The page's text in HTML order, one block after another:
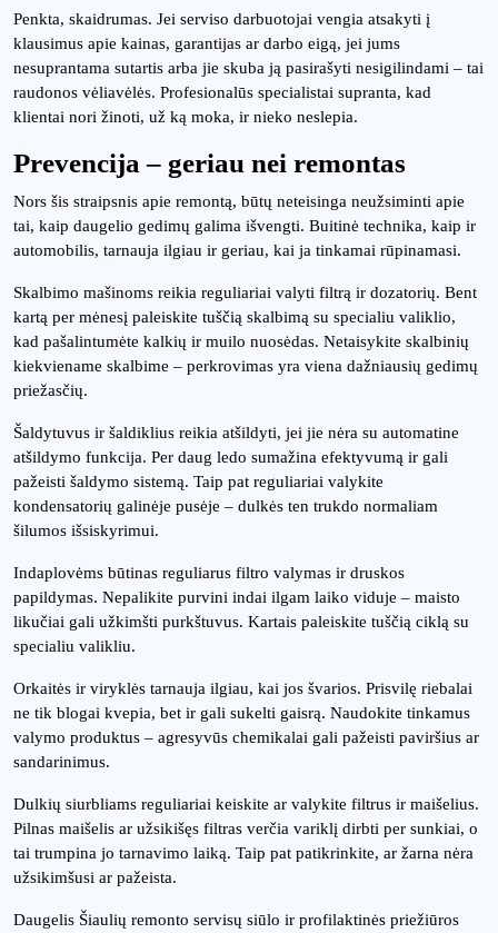
Penkta, skaidrumas. Jei serviso darbuotojai vengia atsakyti į
klausimus apie kainas, garantijas ar darbo eigą, jei jums
nesuprantama sutartis arba jie skuba ją pasirašyti nesigilindami – tai
raudonos vėliavėlės. Profesionalūs specialistai supranta, kad
klientai nori žinoti, už ką moka, ir nieko neslepia.
Prevencija – geriau nei remontas
Nors šis straipsnis apie remontą, būtų neteisinga neužsiminti apie
tai, kaip daugelio gedimų galima išvengti. Buitinė technika, kaip ir
automobilis, tarnauja ilgiau ir geriau, kai ja tinkamai rūpinamasi.
Skalbimo mašinoms reikia reguliariai valyti filtrą ir dozatorių. Bent
kartą per mėnesį paleiskite tuščią skalbimą su specialiu valiklio,
kad pašalintumėte kalkių ir muilo nuosėdas. Netaisykite skalbinių
kiekviename skalbime – perkrovimas yra viena dažniausių gedimų
priežasčių.
Šaldytuvus ir šaldiklius reikia atšildyti, jei jie nėra su automatine
atšildymo funkcija. Per daug ledo sumažina efektyvumą ir gali
pažeisti šaldymo sistemą. Taip pat reguliariai valykite
kondensatorių galinėje pusėje – dulkės ten trukdo normaliam
šilumos išsiskyrimui.
Indaplovėms būtinas reguliarus filtro valymas ir druskos
papildymas. Nepalikite purvini indai ilgam laiko viduje – maisto
likučiai gali užkimšti purkštuvus. Kartais paleiskite tuščią ciklą su
specialiu valikliu.
Orkaitės ir viryklės tarnauja ilgiau, kai jos švarios. Prisvilę riebalai
ne tik blogai kvepia, bet ir gali sukelti gaisrą. Naudokite tinkamus
valymo produktus – agresyvūs chemikalai gali pažeisti paviršius ar
sandarinimus.
Dulkių siurbliams reguliariai keiskite ar valykite filtrus ir maišelius.
Pilnas maišelis ar užsikišęs filtras verčia variklį dirbti per sunkiai, o
tai trumpina jo tarnavimo laiką. Taip pat patikrinkite, ar žarna nėra
užsikimšusi ar pažeista.
Daugelis Šiaulių remonto servisų siūlo ir profilaktinės priežiūros